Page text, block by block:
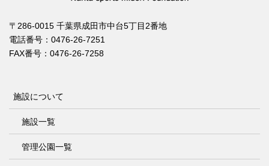
〒286-0015 千葉県成田市中台5丁目2番地
電話番号：0476-26-7251
FAX番号：0476-26-7258
施設について
施設一覧
管理公園一覧